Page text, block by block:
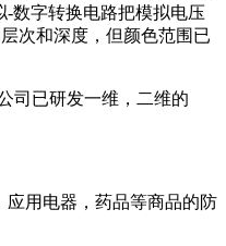
数字转换电路把模拟电压
次和深度，但颜色范围已
司已研发一维，二维的
用电器，药品等商品的防